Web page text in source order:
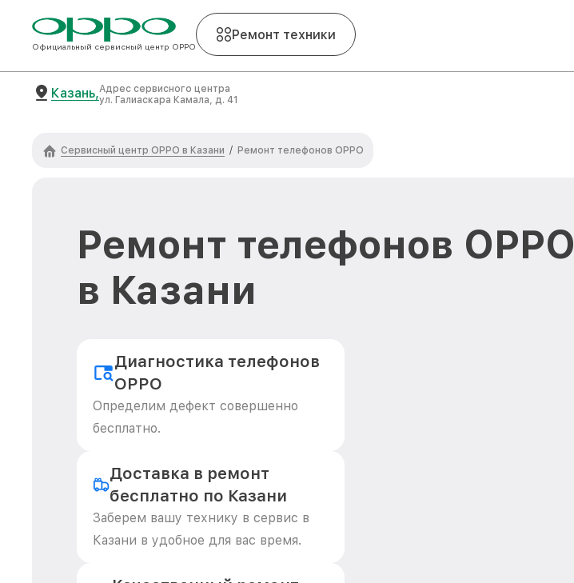
Официальный сервисный центр OPPO
Ремонт техники
Казань,Адрес сервисного центра
ул. Галиаскара Камала, д. 41
Сервисный центр OPPO в Казани / Ремонт телефонов OPPO
Ремонт телефонов OPPO
в Казани
Диагностика телефонов
OPPO
Определим дефект совершенно
бесплатно.
Доставка в ремонт
бесплатно по Казани
Заберем вашу технику в сервис в
Казани в удобное для вас время.